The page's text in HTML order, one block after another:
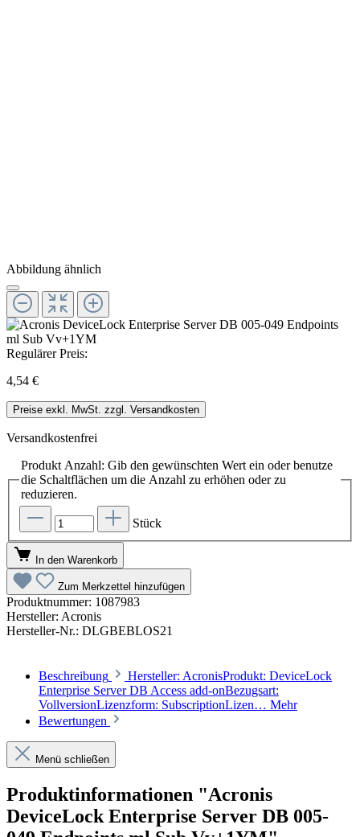
Abbildung ähnlich
Regulärer Preis:
4,54 €
Preise exkl. MwSt. zzgl. Versandkosten
Versandkostenfrei
Produkt Anzahl: Gib den gewünschten Wert ein oder benutze
die Schaltflächen um die Anzahl zu erhöhen oder zu
reduzieren.
Stück
In den Warenkorb
Zum Merkzettel hinzufügen
Produktnummer: 1087983
Hersteller: Acronis
Hersteller-Nr.: DLGBEBLOS21
Beschreibung
Hersteller: AcronisProdukt: DeviceLock
Enterprise Server DB Access add-onBezugsart:
VollversionLizenzform: SubscriptionLizen… Mehr
Bewertungen
Menü schließen
Produktinformationen "Acronis
DeviceLock Enterprise Server DB 005-